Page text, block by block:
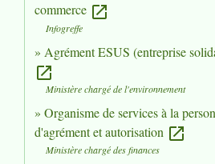
commerce open_in_new
Infogreffe
Agrément ESUS (entreprise
open_in_new
Ministère chargé de l'environnement
Organisme de services à la
d'agrément et autorisation open_in_new
Ministère chargé des finances